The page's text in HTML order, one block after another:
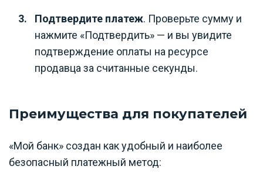
Подтвердите платеж. Проверьте сумму и
нажмите «Подтвердить» — и вы увидите
подтверждение оплаты на ресурсе
продавца за считанные секунды.
Преимущества для покупателей
«Мой банк» создан как удобный и наиболее
безопасный платежный метод: